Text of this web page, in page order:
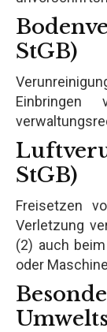
StGB)
StGB)
Freisetzen
Verletzung
(2) auch
oder